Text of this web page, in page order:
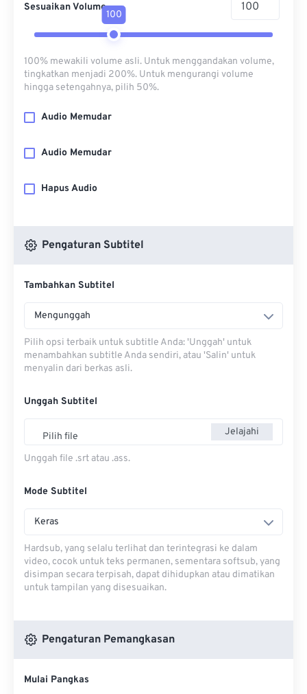
Sesuaikan Volume
100
100% mewakili volume asli. Untuk menggandakan volume,
tingkatkan menjadi 200%. Untuk mengurangi volume
hingga setengahnya, pilih 50%.
Audio Memudar
Audio Memudar
Hapus Audio
Pengaturan Subtitel
Tambahkan Subtitel
Mengunggah
Pilih opsi terbaik untuk subtitle Anda: 'Unggah' untuk
menambahkan subtitle Anda sendiri, atau 'Salin' untuk
menyalin dari berkas asli.
Unggah Subtitel
Pilih file Jelajahi
Unggah file .srt atau .ass.
Mode Subtitel
Keras
Hardsub, yang selalu terlihat dan terintegrasi ke dalam
video, cocok untuk teks permanen, sementara softsub, yang
disimpan secara terpisah, dapat dihidupkan atau dimatikan
untuk tampilan yang disesuaikan.
Pengaturan Pemangkasan
Mulai Pangkas